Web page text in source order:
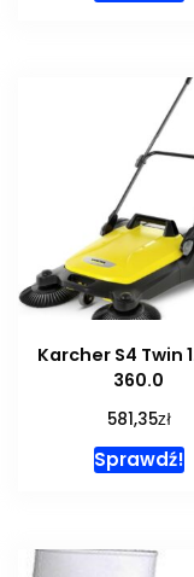
Karcher S4 Twin
360.0
581,35zł
Sprawdź!